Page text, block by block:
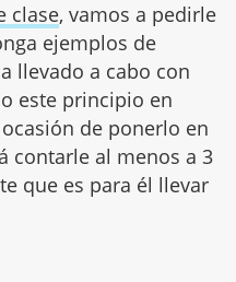
clase, vamos a pedirle
ejemplos de
llevado a cabo con
este principio en
de ponerlo en
contarle al menos a 3
que es para él llevar